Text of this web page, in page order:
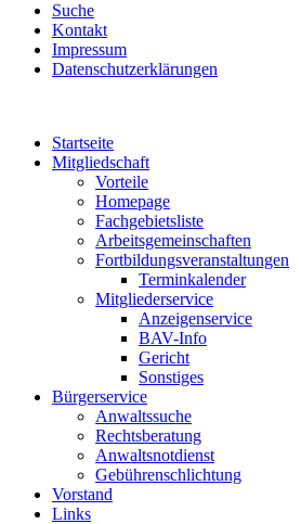
Suche
Kontakt
Impressum
Datenschutzerklärungen
Startseite
Mitgliedschaft
Vorteile
Homepage
Fachgebietsliste
Arbeitsgemeinschaften
Fortbildungsveranstaltungen
Terminkalender
Mitgliederservice
Anzeigenservice
BAV-Info
Gericht
Sonstiges
Bürgerservice
Anwaltssuche
Rechtsberatung
Anwaltsnotdienst
Gebührenschlichtung
Vorstand
Links